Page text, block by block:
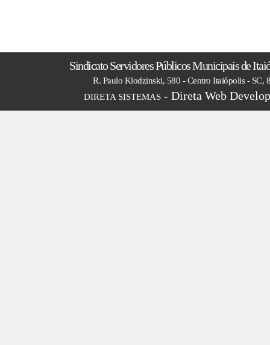
Sindicato Servidores Públicos Municipais de
R. Paulo Klodzinski, 580 - Centro Itaiópolis - SC,
DIRETA SISTEMAS- Direta Web